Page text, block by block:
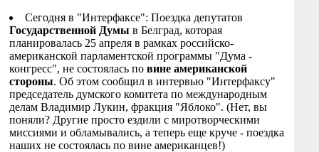
Сегодня в "Интерфаксе": Поездка депутатов
Государственной Думы в Белград, которая
планировалась 25 апреля в рамках российско-
американской парламентской программы "Дума -
конгресс", не состоялась по вине американской
стороны. Об этом сообщил в интервью "Интерфаксу"
председатель думского комитета по международным
делам Владимир Лукин, фракция "Яблоко". (Нет, вы
поняли? Другие просто ездили с миротворческими
миссиями и обламывались, а теперь еще круче - поездка
наших не состоялась по вине американцев!)